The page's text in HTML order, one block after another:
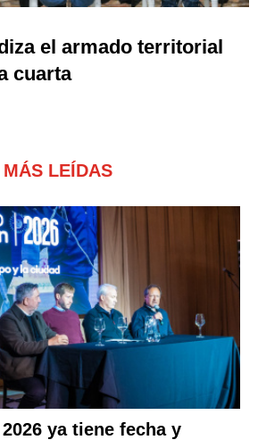
el armado territorial
cuarta
MÁS LEÍDAS
ya tiene fecha y